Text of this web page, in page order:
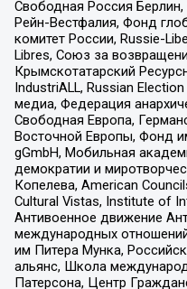
Свободная Россия
Рейн-Вестфалия, Фонд
комитет России, Russie-
Libres, Союз за
Крымскотатарский
IndustriALL, Russian
медиа, Федерация
Свободная Европа,
Восточной Европы, Фонд
gGmbH, Мобильная
демократии и
Копелева, American
Cultural Vistas, Institute of
Антивоенное движение
международных
им Питера Мунка,
альянс, Школа
Патерсона, Центр